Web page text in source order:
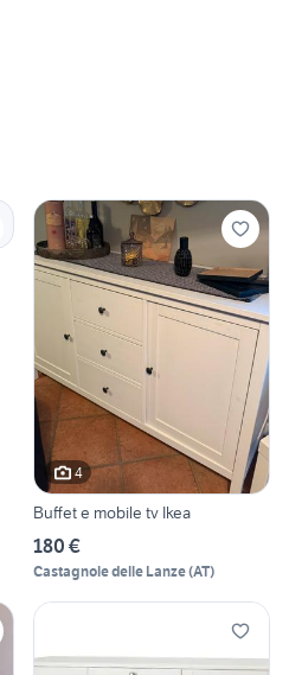
4
Buffet e mobile tv Ikea
180 €
Castagnole delle Lanze(AT)